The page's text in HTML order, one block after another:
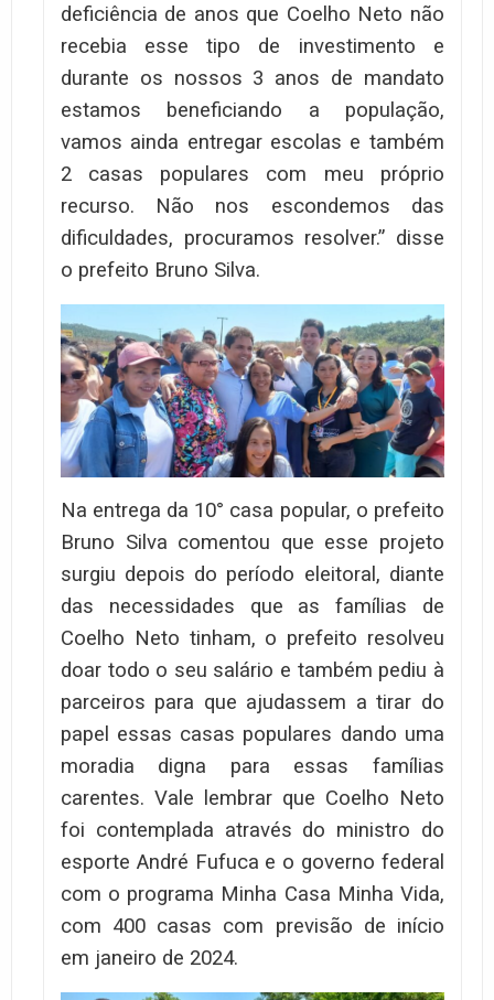
deficiência de anos que Coelho Neto não
recebia esse tipo de investimento e
durante os nossos 3 anos de mandato
estamos beneficiando a população,
vamos ainda entregar escolas e também
2 casas populares com meu próprio
recurso. Não nos escondemos das
dificuldades, procuramos resolver.” disse
o prefeito Bruno Silva.
Na entrega da 10° casa popular, o prefeito
Bruno Silva comentou que esse projeto
surgiu depois do período eleitoral, diante
das necessidades que as famílias de
Coelho Neto tinham, o prefeito resolveu
doar todo o seu salário e também pediu à
parceiros para que ajudassem a tirar do
papel essas casas populares dando uma
moradia digna para essas famílias
carentes. Vale lembrar que Coelho Neto
foi contemplada através do ministro do
esporte André Fufuca e o governo federal
com o programa Minha Casa Minha Vida,
com 400 casas com previsão de início
em janeiro de 2024.